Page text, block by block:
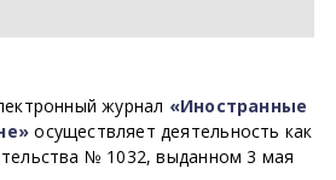
журнал «Иностранные
осуществляет деятельность как
№ 1032, выданном 3 мая